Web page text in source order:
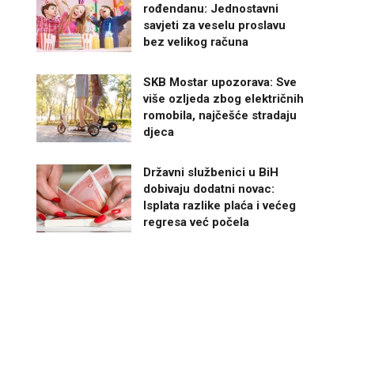
rođendanu: Jednostavni
savjeti za veselu proslavu
bez velikog računa
SKB Mostar upozorava: Sve
više ozljeda zbog električnih
romobila, najčešće stradaju
djeca
Državni službenici u BiH
dobivaju dodatni novac:
Isplata razlike plaća i većeg
regresa već počela